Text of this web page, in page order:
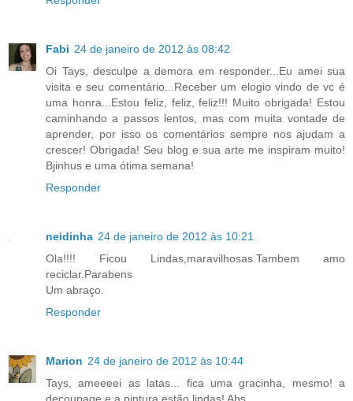
Fabi 24 de janeiro de 2012 às 08:42
Oi Tays, desculpe a demora em responder...Eu amei sua
visita e seu comentário...Receber um elogio vindo de vc é
uma honra...Estou feliz, feliz, feliz!!! Muito obrigada! Estou
caminhando a passos lentos, mas com muita vontade de
aprender, por isso os comentários sempre nos ajudam a
crescer! Obrigada! Seu blog e sua arte me inspiram muito!
Bjinhus e uma ótima semana!
Responder
neidinha 24 de janeiro de 2012 às 10:21
Ola!!!! Ficou Lindas,maravilhosas.Tambem amo
reciclar.Parabens
Um abraço.
Responder
Marion 24 de janeiro de 2012 às 10:44
Tays, ameeeei as latas... fica uma gracinha, mesmo! a
decoupage e a pintura estão lindas! Abs.